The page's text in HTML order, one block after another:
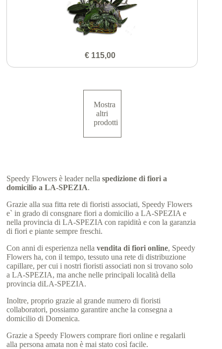
€ 115,00
Mostra
altri
prodotti
Speedy Flowers è leader nellaspedizione di fiori a
domicilio a LA-SPEZIA.
Grazie alla sua fitta rete di fioristi associati, Speedy Flowers
e` in grado di consgnare fiori a domicilio a LA-SPEZIA e
nella provincia di LA-SPEZIA con rapidità e con la garanzia
di fiori e piante sempre freschi.
Con anni di esperienza nellavendita di fiori online, Speedy
Flowers ha, con il tempo, tessuto una rete di distribuzione
capillare, per cui i nostri fioristi associati non si trovano solo
a LA-SPEZIA, ma anche nelle principali località della
provincia diLA-SPEZIA.
Inoltre, proprio grazie al grande numero di fioristi
collaboratori, possiamo garantire anche la consegna a
domicilio di Domenica.
Grazie a Speedy Flowers comprare fiori online e regalarli
alla persona amata non è mai stato così facile.